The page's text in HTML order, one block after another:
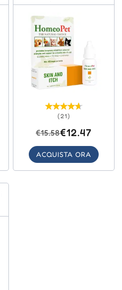
(21)
€15.58€12.47
ACQUISTA ORA